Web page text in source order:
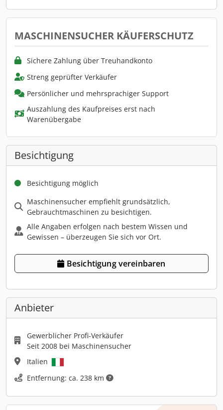
MASCHINENSUCHER KÄUFERSCHUTZ
Sichere Zahlung über Treuhandkonto
Streng geprüfter Verkäufer
Persönlicher und mehrsprachiger Support
Auszahlung des Kaufpreises erst nach
Warenübergabe
Besichtigung
Besichtigung möglich
Maschinensucher empfiehlt grundsätzlich,
Gebrauchtmaschinen zu besichtigen.
Alle Angaben erfolgen nach bestem Wissen und
Gewissen – überzeugen Sie sich vor Ort.
Besichtigung vereinbaren
Anbieter
Gewerblicher Profi-Verkäufer
Seit 2008 bei Maschinensucher
Italien
Entfernung: ca. 238 km